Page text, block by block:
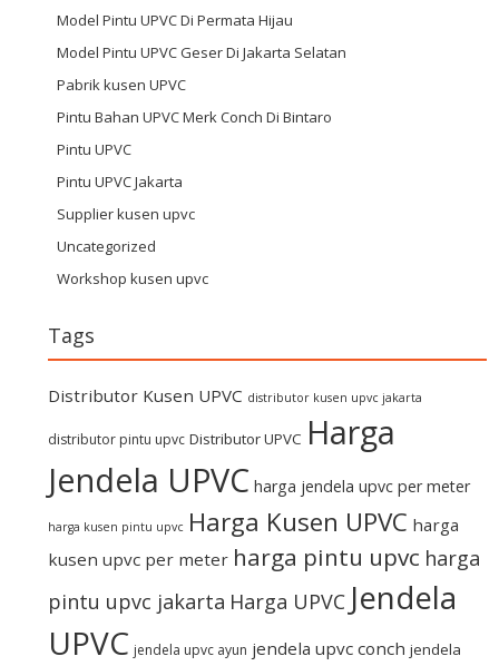
Model Pintu UPVC Di Permata Hijau
Model Pintu UPVC Geser Di Jakarta Selatan
Pabrik kusen UPVC
Pintu Bahan UPVC Merk Conch Di Bintaro
Pintu UPVC
Pintu UPVC Jakarta
Supplier kusen upvc
Uncategorized
Workshop kusen upvc
Tags
Distributor Kusen UPVC distributor kusen upvc jakarta
distributor pintu upvc Distributor UPVC Harga
Jendela UPVC harga jendela upvc per meter
harga kusen pintu upvc Harga Kusen UPVC harga
kusen upvc per meter harga pintu upvc harga
pintu upvc jakarta Harga UPVC Jendela
UPVC jendela upvc ayun jendela upvc conch jendela